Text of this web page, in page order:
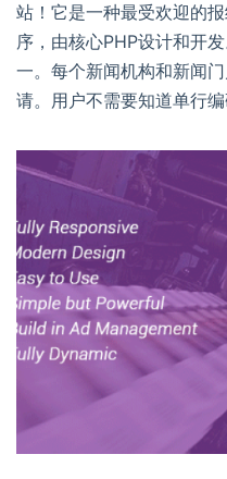
站！它是一种最受欢迎的
序，由核心PHP设计和开
一。每个新闻机构和新闻
请。用户不需要知道单行